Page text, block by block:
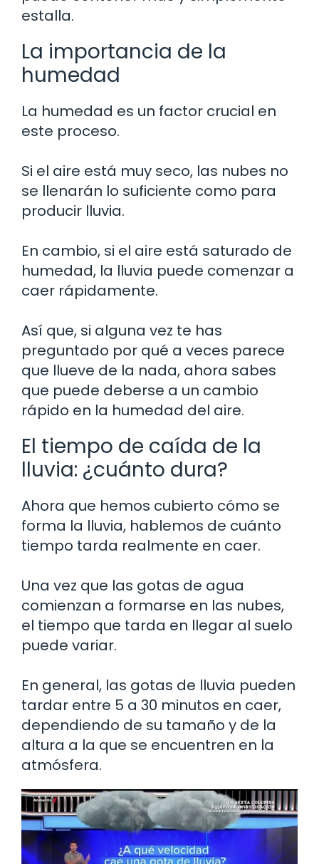
estalla.
La importancia de la
humedad
La humedad es un factor crucial en
este proceso.
Si el aire está muy seco, las nubes no
se llenarán lo suficiente como para
producir lluvia.
En cambio, si el aire está saturado de
humedad, la lluvia puede comenzar a
caer rápidamente.
Así que, si alguna vez te has
preguntado por qué a veces parece
que llueve de la nada, ahora sabes
que puede deberse a un cambio
rápido en la humedad del aire.
El tiempo de caída de la
lluvia: ¿cuánto dura?
Ahora que hemos cubierto cómo se
forma la lluvia, hablemos de cuánto
tiempo tarda realmente en caer.
Una vez que las gotas de agua
comienzan a formarse en las nubes,
el tiempo que tarda en llegar al suelo
puede variar.
En general, las gotas de lluvia pueden
tardar entre 5 a 30 minutos en caer,
dependiendo de su tamaño y de la
altura a la que se encuentren en la
atmósfera.